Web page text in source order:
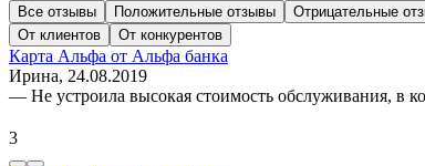
Все отзывы Положительные отзывы
Отрицательные
От клиентов
От конкурентов
Карта Альфа от Альфа банка
Ирина, 24.08.2019
— Не устроила высокая стоимость обслуживания, в
3